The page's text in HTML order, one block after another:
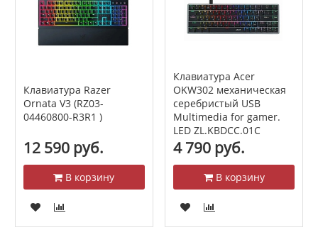
Клавиатура Razer
Ornata V3 (RZ03-
04460800-R3R1 )
12 590 руб.
В корзину
Клавиатура Acer
OKW302 механическая
серебристый USB
Multimedia for gamer.
LED ZL.KBDCC.01C
4 790 руб.
В корзину